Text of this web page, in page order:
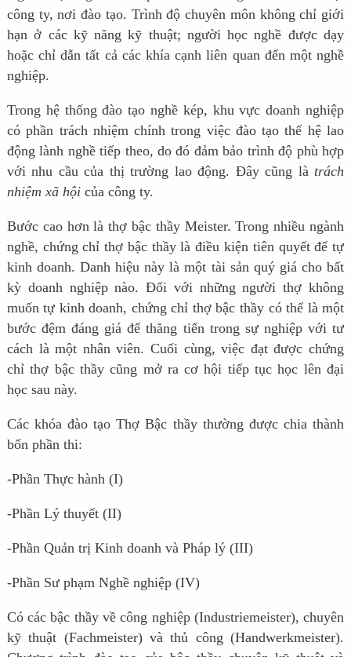
công ty, nơi đào tạo. Trình độ chuyên môn không chỉ giới
hạn ở các kỹ năng kỹ thuật; người học nghề được dạy
hoặc chỉ dẫn tất cả các khía cạnh liên quan đến một nghề
nghiệp.
Trong hệ thống đào tạo nghề kép, khu vực doanh nghiệp
có phần trách nhiệm chính trong việc đào tạo thế hệ lao
động lành nghề tiếp theo, do đó đảm bảo trình độ phù hợp
với nhu cầu của thị trường lao động. Đây cũng là trách
nhiệm xã hộicủa công ty.
Bước cao hơn là thợ bậc thầy Meister. Trong nhiều ngành
nghề, chứng chỉ thợ bậc thầy là điều kiện tiên quyết để tự
kinh doanh. Danh hiệu này là một tài sản quý giá cho bất
kỳ doanh nghiệp nào. Đối với những người thợ không
muốn tự kinh doanh, chứng chỉ thợ bậc thầy có thể là một
bước đệm đáng giá để thăng tiến trong sự nghiệp với tư
cách là một nhân viên. Cuối cùng, việc đạt được chứng
chỉ thợ bậc thầy cũng mở ra cơ hội tiếp tục học lên đại
học sau này.
Các khóa đào tạo Thợ Bậc thầy thường được chia thành
bốn phần thi:
-Phần Thực hành (I)
-Phần Lý thuyết (II)
-Phần Quản trị Kinh doanh và Pháp lý (III)
-Phần Sư phạm Nghề nghiệp (IV)
Có các bậc thầy về công nghiệp (Industriemeister), chuyên
kỹ thuật (Fachmeister) và thủ công (Handwerkmeister).